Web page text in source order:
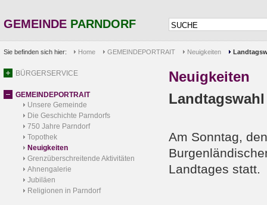
GEMEINDE PARNDORF
Sie befinden sich hier: Home GEMEINDEPORTRAIT Neuigkeiten
BÜRGERSERVICE
GEMEINDEPORTRAIT
Unsere Gemeinde
Die Geschichte Parndorfs
750 Jahre Parndorf
Topothek
Neuigkeiten
Grenzüberschreitende Aktivitäten
Ahnengalerie
Jubiläen
Religionen in Parndorf
Neuigkeiten
Landtagswahl
Am Sonntag,
Landtages statt.